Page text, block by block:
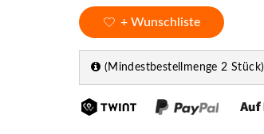
+ Wunschliste
(Mindestbestellmenge 2 Stück)